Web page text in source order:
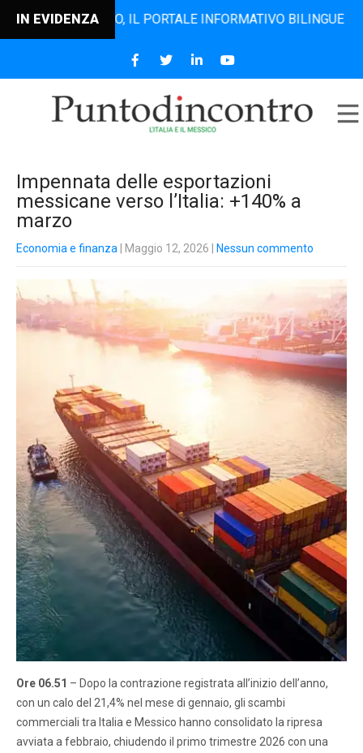
IN EVIDENZAIL PORTALE INFORMATIVO BILINGUE CHE
Impennata delle esportazioni
messicane verso l’Italia: +140% a
marzo
Economia e finanza | Maggio 12, 2026 Nessun commento
Ore 06.51 – Dopo la contrazione registrata all’inizio dell’anno,
con un calo del 21,4% nel mese di gennaio, gli scambi
commerciali tra Italia e Messico hanno consolidato la ripresa
avviata a febbraio, chiudendo il primo trimestre 2026 con una